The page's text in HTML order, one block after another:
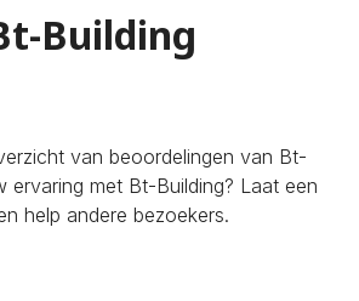
Building
van beoordelingen van Bt-
ervaring met Bt-Building? Laat een
help andere bezoekers.